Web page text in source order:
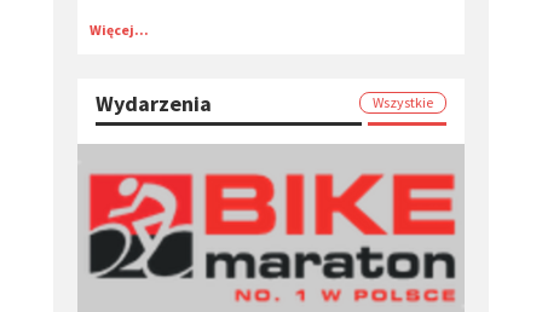
Więcej...
Wydarzenia Wszystkie